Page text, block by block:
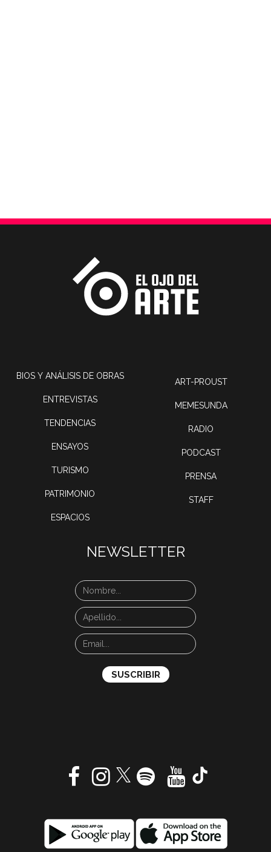
BIOS Y ANÁLISIS DE OBRAS
ENTREVISTAS
TENDENCIAS
ENSAYOS
TURISMO
PATRIMONIO
ESPACIOS
ART-PROUST
MEMESUNDA
RADIO
PODCAST
PRENSA
STAFF
NEWSLETTER